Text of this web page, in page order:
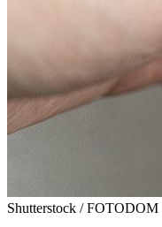
Shutterstock / FOTODOM